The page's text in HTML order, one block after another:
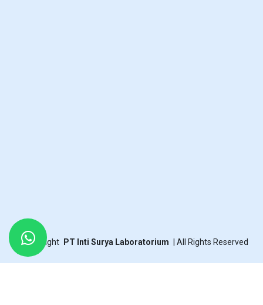
©Copyright PT Inti Surya Laboratorium | All Rights Reserved